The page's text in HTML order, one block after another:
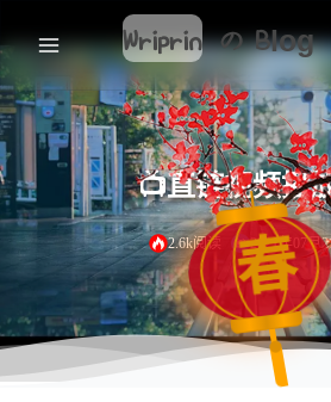
Wriprin の Blog
📺直链视频播
2.6k阅读 2021年07月
春